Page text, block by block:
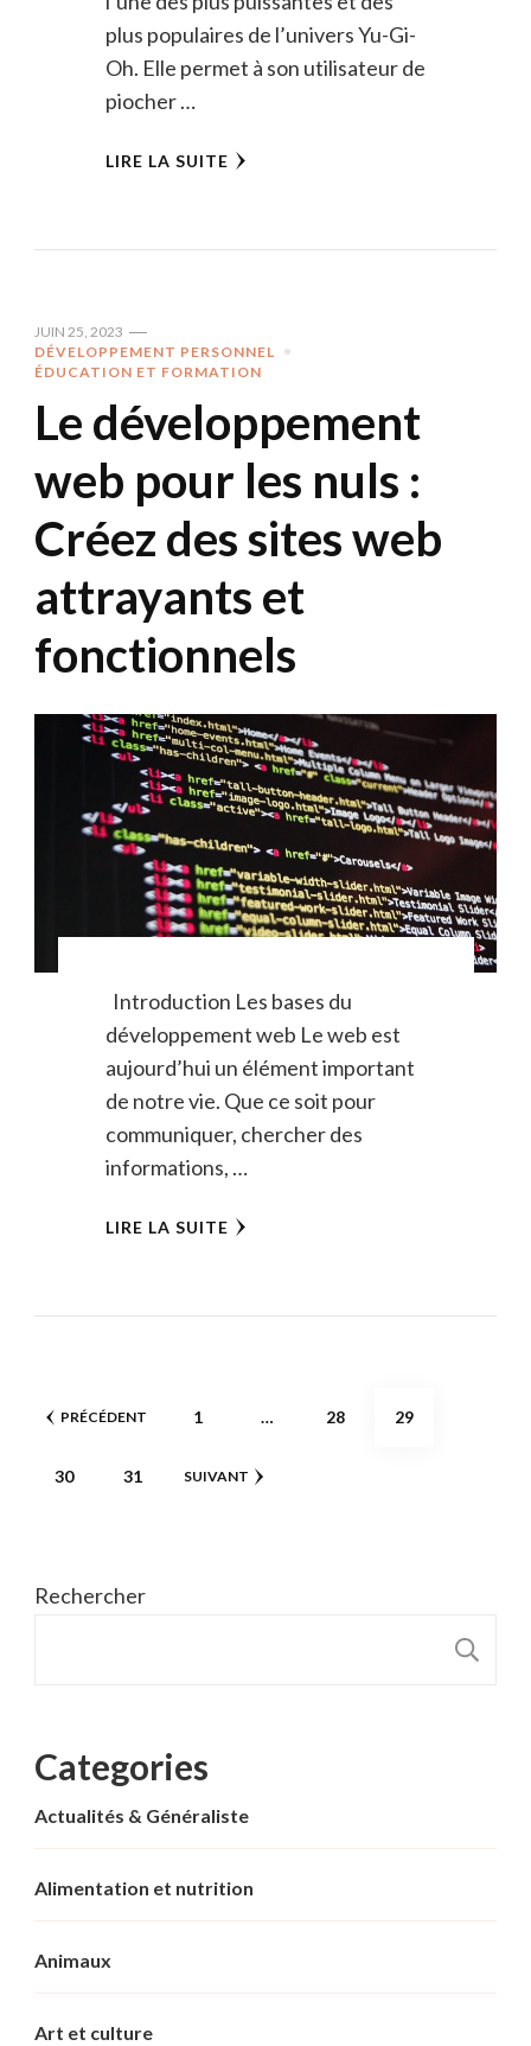
plus populaires de l’univers Yu-Gi-
Oh. Elle permet à son utilisateur de
piocher …
LIRE LA SUITE
JUIN 25, 2023
DÉVELOPPEMENT PERSONNEL
ÉDUCATION ET FORMATION
Le développement
web pour les nuls :
Créez des sites web
attrayants et
fonctionnels
Introduction Les bases du
développement web Le web est
aujourd’hui un élément important
de notre vie. Que ce soit pour
communiquer, chercher des
informations, …
LIRE LA SUITE
Pagination
publications
PRÉCÉDENT PAGE
1 … PAGE
28 PAGE
29
PAGE
30 PAGE
31 SUIVANT
Rechercher
Categories
Actualités & Généraliste
Alimentation et nutrition
Animaux
Art et culture